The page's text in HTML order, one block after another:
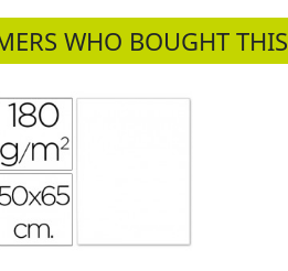
WHO BOUGHT THIS